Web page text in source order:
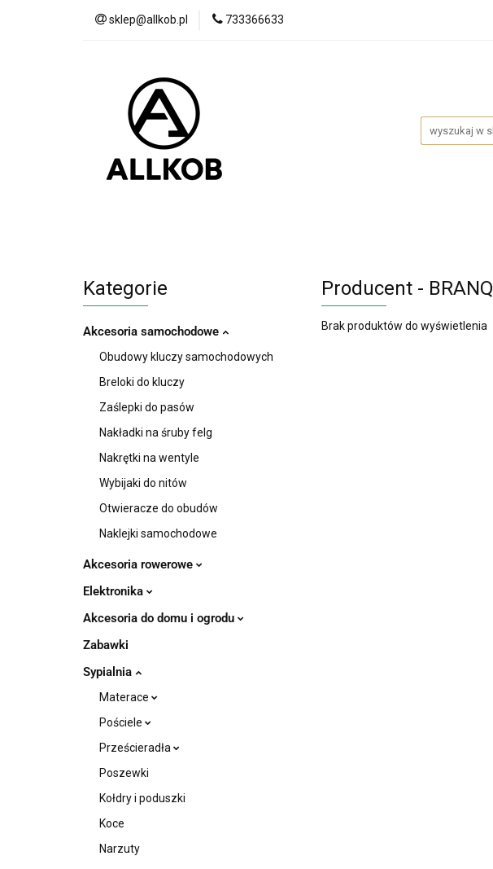
sklep@allkob.pl 733366633
Kategorie
Akcesoria samochodowe
Obudowy kluczy samochodowych
Breloki do kluczy
Zaślepki do pasów
Nakładki na śruby felg
Nakrętki na wentyle
Wybijaki do nitów
Otwieracze do obudów
Naklejki samochodowe
Akcesoria rowerowe
Elektronika
Akcesoria do domu i ogrodu
Zabawki
Sypialnia
Materace
Pościele
Prześcieradła
Poszewki
Kołdry i poduszki
Koce
Narzuty
Producent - BRANQ
Brak produktów do wyświetlenia